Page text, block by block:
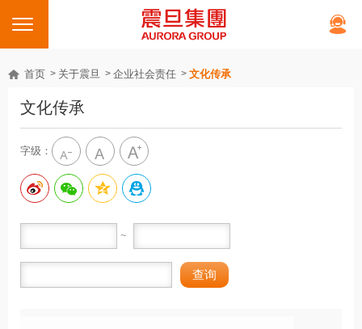
首页 关于震旦 企业社会责任 文化传承
文化传承
字级：
~